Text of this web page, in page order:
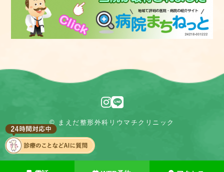
© まえだ整形外科リウマチクリニック